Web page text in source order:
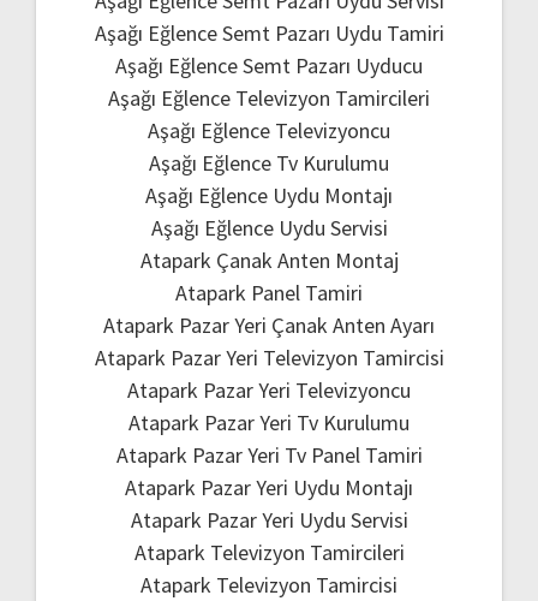
Aşağı Eğlence Semt Pazarı Uydu Tamiri
Aşağı Eğlence Semt Pazarı Uyducu
Aşağı Eğlence Televizyon Tamircileri
Aşağı Eğlence Televizyoncu
Aşağı Eğlence Tv Kurulumu
Aşağı Eğlence Uydu Montajı
Aşağı Eğlence Uydu Servisi
Atapark Çanak Anten Montaj
Atapark Panel Tamiri
Atapark Pazar Yeri Çanak Anten Ayarı
Atapark Pazar Yeri Televizyon Tamircisi
Atapark Pazar Yeri Televizyoncu
Atapark Pazar Yeri Tv Kurulumu
Atapark Pazar Yeri Tv Panel Tamiri
Atapark Pazar Yeri Uydu Montajı
Atapark Pazar Yeri Uydu Servisi
Atapark Televizyon Tamircileri
Atapark Televizyon Tamircisi